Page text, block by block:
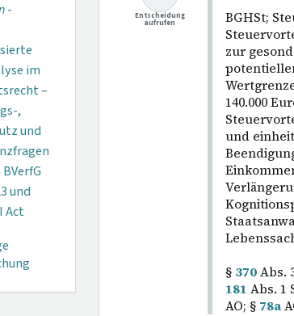
-
im
–
,
und
und
Act
BGHSt;
zur
140.000
und
§ 370Abs.
181 Abs. 1
AO; § 78a
Entscheidung
aufrufen